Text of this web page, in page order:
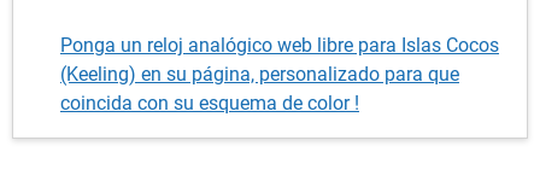
Ponga un reloj analógico web libre para Islas Cocos
(Keeling) en su página, personalizado para que
coincida con su esquema de color !